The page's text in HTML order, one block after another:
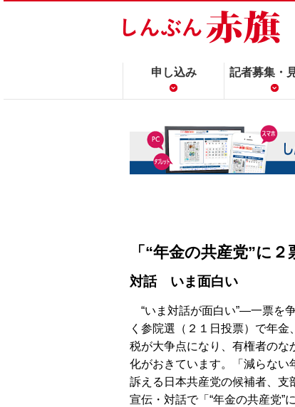
申し込み 記者募集・
「“年金の共産党”に２
対話 いま面白い
“いま対話が面白い”―一票を
く参院選（２１日投票）で年金
税が大争点になり、有権者のな
化がおきています。「減らない
訴える日本共産党の候補者、支
宣伝・対話で「“年金の共産党”